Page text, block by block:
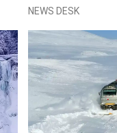
में मचा रहा आतंक,
NEWS DESK